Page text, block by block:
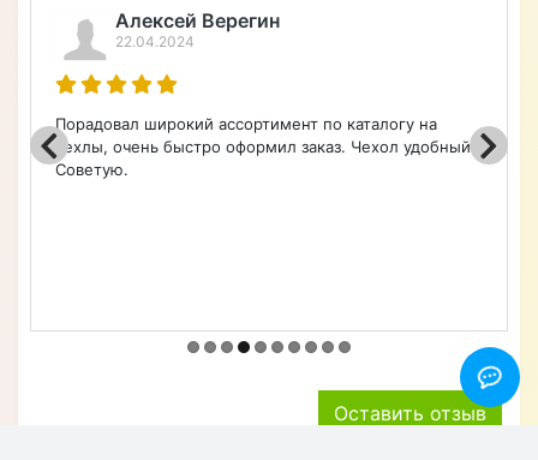
Алексей Верегин
22.04.2024
Порадовал широкий ассортимент по каталогу на
чехлы, очень быстро оформил заказ. Чехол удобный.
Советую.
Оставить отзыв